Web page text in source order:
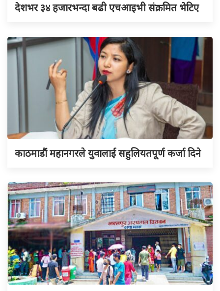
देशभर ३४ हजारभन्दा बढी एचआइभी संक्रमित भेटिए
काठमाडौं महानगरले युवालाई सहुलियतपूर्ण कर्जा दिने